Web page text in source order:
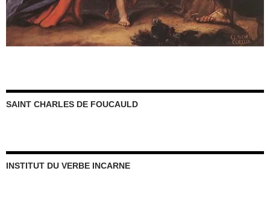
SAINT CHARLES DE FOUCAULD
INSTITUT DU VERBE INCARNE